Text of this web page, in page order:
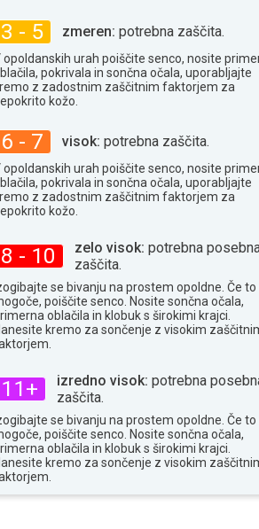
3 - 5 zmeren: potrebna zaščita.
opoldanskih urah poiščite senco, nosite
pokrivala in sončna očala, uporabljajte
z zadostnim zaščitnim faktorjem za
kožo.
6 - 7 visok: potrebna zaščita.
opoldanskih urah poiščite senco, nosite
pokrivala in sončna očala, uporabljajte
z zadostnim zaščitnim faktorjem za
kožo.
8 - 10 zelo visok: potrebna
zaščita.
se bivanju na prostem opoldne. Če to
poiščite senco. Nosite sončna očala,
oblačila in klobuk s širokimi krajci.
kremo za sončenje z visokim
11+ izredno visok: potrebna
zaščita.
se bivanju na prostem opoldne. Če to
poiščite senco. Nosite sončna očala,
oblačila in klobuk s širokimi krajci.
kremo za sončenje z visokim